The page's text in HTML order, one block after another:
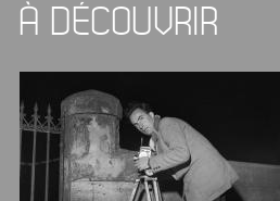
À DÉCOUVRIR